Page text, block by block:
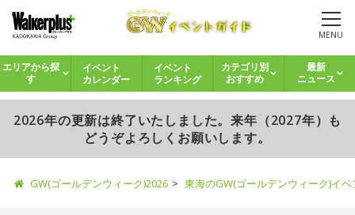
MENU
エリアから探
す
イベント
カレンダー
イベント
ランキング
カテゴリ別
おすすめ
最新
ニュース
2026年の更新は終了いたしました。来年（2027年）も
どうぞよろしくお願いします。
GW(ゴールデンウィーク)2026 東海のGW(ゴールデンウィーク)イ